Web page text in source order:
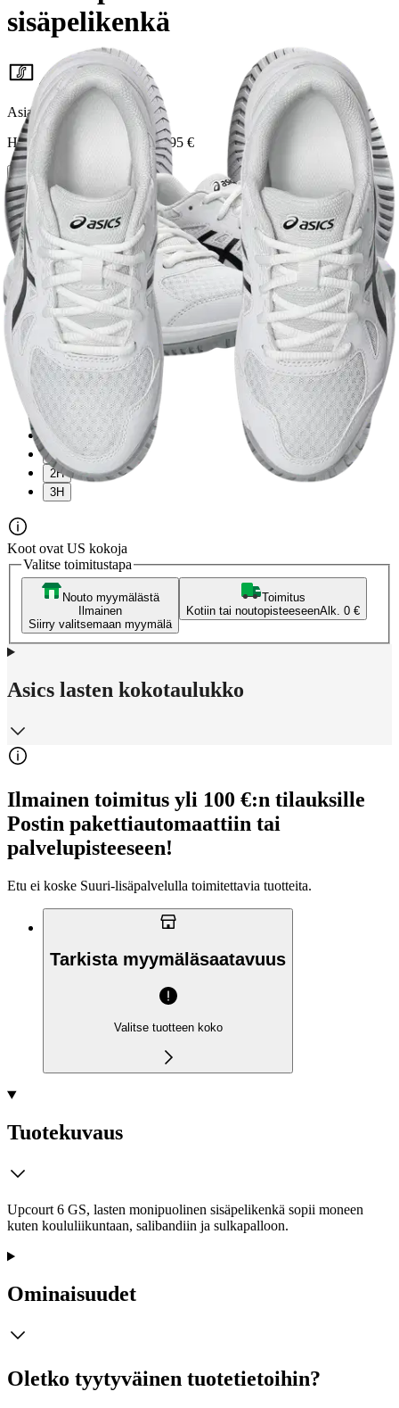
sisäpelikenkä
46,71 €
Asiakasomistajahinta
Hinta ilman S-Etukorttia: 54,95 €
Verkkokaupan hinta
Valittu väri:WHITE/BLACK
WHITE/BLACK
Valittu koko: Valitse koko
2
3
4
5
6
4H
5H
1H
2H
3H
Koot ovat US kokoja
Valitse toimitustapa
Nouto myymälästä
Ilmainen
Siirry valitsemaan myymälä
Toimitus
Kotiin tai noutopisteeseenAlk. 0 €
Asics lasten kokotaulukko
Ilmainen toimitus yli 100 €:n tilauksille
Postin pakettiautomaattiin tai
palvelupisteeseen!
Etu ei koske Suuri‑lisäpalvelulla toimitettavia tuotteita.
Tarkista myymäläsaatavuus
Valitse tuotteen koko
Tuotekuvaus
Upcourt 6 GS, lasten monipuolinen sisäpelikenkä sopii moneen
kuten koululiikuntaan, salibandiin ja sulkapalloon.
Ominaisuudet
Oletko tyytyväinen tuotetietoihin?